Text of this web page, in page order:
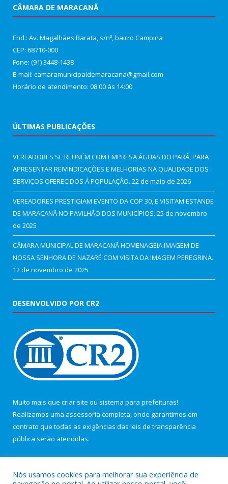
CÂMARA DE MARACANÃ
End.: Av. Magalhães Barata, s/nº, bairro Campina
CEP: 68710-000
Fone: (91) 3448-1438
E-mail: camaramunicipaldemaracana@gmail.com
Horário de atendimento: 08:00 às 14:00
ÚLTIMAS PUBLICAÇÕES
VEREADORES SE REUNÉM COM EMPRESA ÁGUAS DO PARÁ, PARA
APRESENTAR REIVINDICAÇÕES E MELHORIAS NA QUALIDADE DOS
SERVIÇOS OFERECIDOS Á POPULAÇÃO. 22 de maio de 2026
VEREADORES PRESTIGIAM EVENTO DA COP 30, E VISITAM ESTANDE
DE MARACANÃ NO PAVILHÃO DOS MUNICÍPIOS. 25 de novembro
de 2025
CÂMARA MUNICIPAL DE MARACANÃ HOMENAGEIA IMAGEM DE
NOSSA SENHORA DE NAZARÉ COM VISITA DA IMAGEM PEREGRINA.
12 de novembro de 2025
DESENVOLVIDO POR CR2
Muito mais que criar site ou sistema para prefeituras!
Realizamos uma assessoria completa, onde garantimos em
contrato que todas as exigências das leis de transparência
pública serão atendidas.
Nós usamos cookies para melhorar sua experiência de